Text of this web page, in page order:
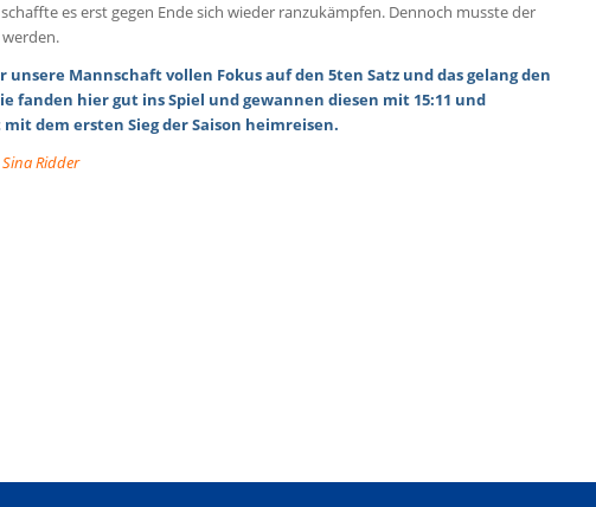
es erst gegen Ende sich wieder ranzukämpfen. Dennoch musste der
unsere Mannschaft vollen Fokus auf den 5ten Satz und das gelang den
fanden hier gut ins Spiel und gewannen diesen mit 15:11 und
dem ersten Sieg der Saison heimreisen.
Ridder